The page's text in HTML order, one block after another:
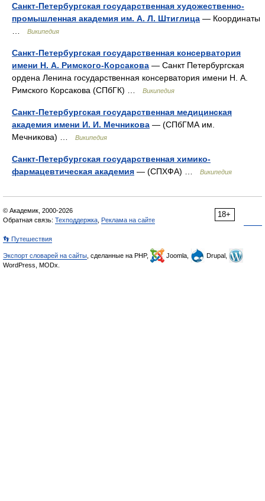
Санкт-Петербургская государственная художественно-
промышленная академия им. А. Л. Штиглица — Координаты
Википедия
Санкт-Петербургская государственная консерватория
имени Н. А. Римского-Корсакова — Санкт Петербургская
ордена Ленина государственная консерватория имени Н. А.
Римского Корсакова (СПбГК) …
Википедия
Санкт-Петербургская государственная медицинская
академия имени И. И. Мечникова — (СПбГМА им.
Мечникова) …
Википедия
Санкт-Петербургская государственная химико-
фармацевтическая академия — (СПХФА) … Википедия
18+
© Академик, 2000-2026
Обратная связь: Техподдержка Реклама на сайте
👣 Путешествия
Экспорт словарей на сайты , сделанные на PHP, Joomla,
Drupal,
WordPress, MODx.